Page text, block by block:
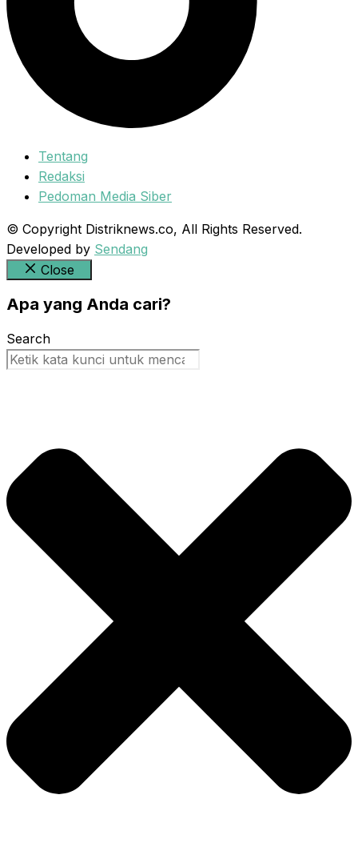
Tentang
Redaksi
Pedoman Media Siber
© Copyright Distriknews.co, All Rights Reserved.
Developed by Sendang
Close
Apa yang Anda cari?
Search